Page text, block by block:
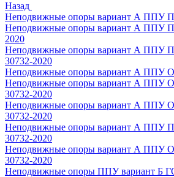
Назад
Неподвижные опоры вариант А ППУ
Неподвижные опоры вариант А ППУ
2020
Неподвижные опоры вариант А
30732-2020
Неподвижные опоры вариант А ППУ
Неподвижные опоры вариант А
30732-2020
Неподвижные опоры вариант А
30732-2020
Неподвижные опоры вариант А ППУ
30732-2020
Неподвижные опоры вариант А ППУ
30732-2020
Неподвижные опоры ППУ вариант Б